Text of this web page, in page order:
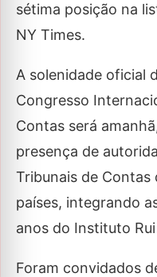
sétima posição na
NY Times.
A solenidade oficial
Congresso
Contas será
presença de
Tribunais de Contas
países, integrando
anos do Instituto
Foram convidados